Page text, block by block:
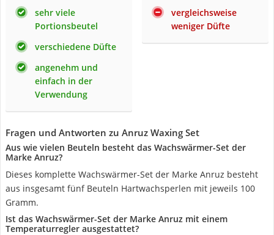
sehr viele
Portionsbeutel
verschiedene Düfte
angenehm und
einfach in der
Verwendung
vergleichsweise
weniger Düfte
Fragen und Antworten zu Anruz Waxing Set
Aus wie vielen Beuteln besteht das Wachswärmer-Set der
Marke Anruz?
Dieses komplette Wachswärmer-Set der Marke Anruz besteht
aus insgesamt fünf Beuteln Hartwachsperlen mit jeweils 100
Gramm.
Ist das Wachswärmer-Set der Marke Anruz mit einem
Temperaturregler ausgestattet?